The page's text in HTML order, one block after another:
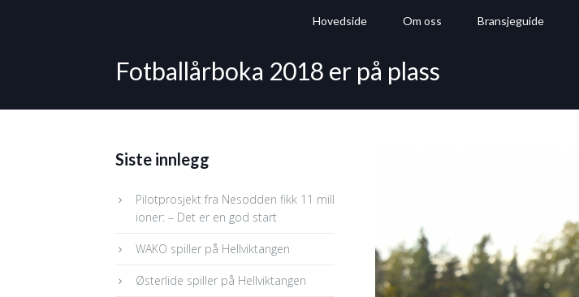
Hovedside Om oss Bransjeguide
Fotballårboka 2018 er på plass
Siste innlegg
Pilotprosjekt fra Nesodden fikk 11 mill
ioner: – Det er en god start
WAKO spiller på Hellviktangen
Østerlide spiller på Hellviktangen